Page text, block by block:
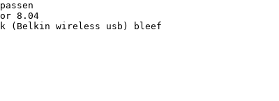
8.04
(Belkin wireless usb) bleef